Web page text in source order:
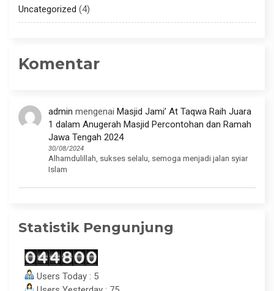
Uncategorized (4)
Komentar
admin mengenai Masjid Jami’ At Taqwa Raih Juara
1 dalam Anugerah Masjid Percontohan dan Ramah
Jawa Tengah 2024
30/08/2024
Alhamdulillah, sukses selalu, semoga menjadi jalan syiar
Islam
Statistik Pengunjung
Users Today : 5